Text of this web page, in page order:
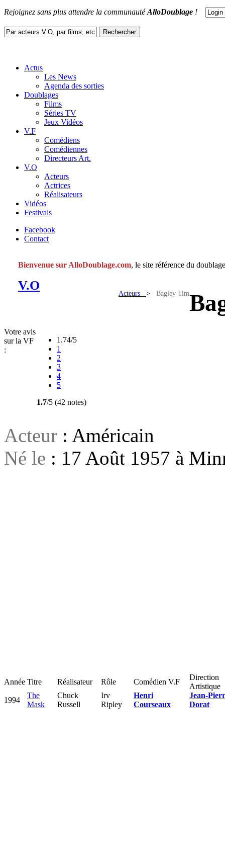
Rejoignez sans plus attendre la communautéAlloDoublage !
Actus
Les News
Agenda des sorties
Doublages
Films
Séries TV
Jeux Vidéos
V.F
Comédiens
Comédiennes
Directeurs Art.
V.O
Acteurs
Actrices
Réalisateurs
Vidéos
Festivals
Facebook
Contact
Bienvenue sur AlloDoublage.com, le site référence du
V.O
Acteurs > Bagley Tim
Votre avis
sur la VF
:
1.74/5
1
2
3
4
5
1.7/5 (42 notes)
Acteur : Américain
Né le : 17 Août 1957 à
Année Titre Réalisateur Rôle Comédien V.F
Direction
Artistique
1994
The
Mask
Chuck
Russell
Irv
Ripley
Henri
Courseaux
Jean-
Dorat